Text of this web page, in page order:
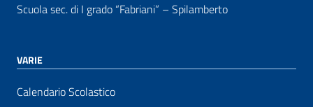
Scuola sec. di I grado “Fabriani” – Spilamberto
VARIE
Calendario Scolastico